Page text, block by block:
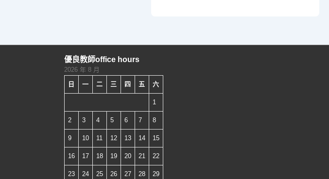
教
學
撰
說
明
優良教師office hours
2026 年 8 月
日
一 二 三 四 五 六
1
2 3 4 5 6 7 8
9 10 11 12 13 14 15
16 17 18 19 20 21 22
23 24 25 26 27 28 29